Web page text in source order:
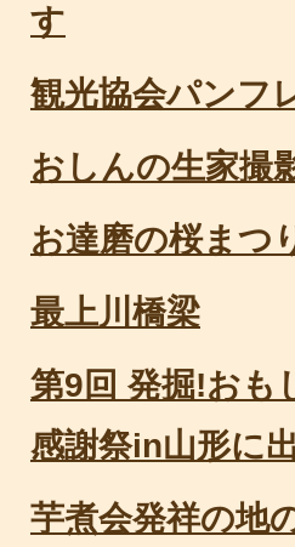
す
観光協会パンフ
おしんの生家撮
お達磨の桜まつ
最上川橋梁
第9回 発掘!おも
感謝祭in山形に
芋煮会発祥の地